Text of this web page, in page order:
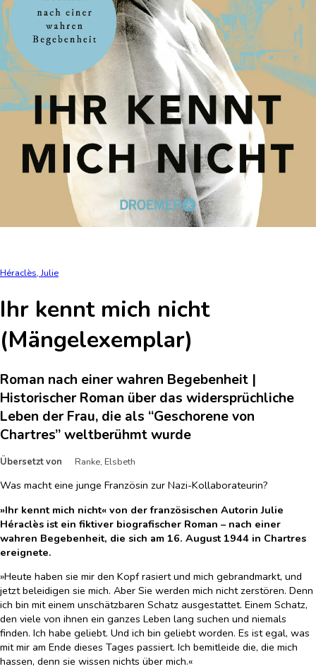
Héraclès, Julie
Ihr kennt mich nicht
(Mängelexemplar)
Roman nach einer wahren Begebenheit |
Historischer Roman über das widersprüchliche
Leben der Frau, die als “Geschorene von
Chartres” weltberühmt wurde
Übersetzt von Ranke, Elsbeth
Was macht eine junge Französin zur Nazi-Kollaborateurin?
»Ihr kennt mich nicht« von der französischen Autorin Julie
Héraclès ist ein fiktiver biografischer Roman – nach einer
wahren Begebenheit, die sich am 16. August 1944 in Chartres
ereignete.
»Heute haben sie mir den Kopf rasiert und mich gebrandmarkt, und
jetzt beleidigen sie mich. Aber Sie werden mich nicht zerstören. Denn
ich bin mit einem unschätzbaren Schatz ausgestattet. Einem Schatz,
den viele von ihnen ein ganzes Leben lang suchen und niemals
finden. Ich habe geliebt. Und ich bin geliebt worden. Es ist egal, was
mit mir am Ende dieses Tages passiert. Ich bemitleide die, die mich
hassen, denn sie wissen nichts über mich.«